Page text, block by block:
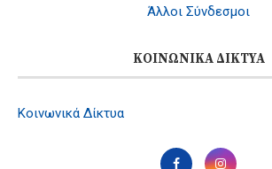
Άλλοι Σύνδεσμοι
ΚΟΙΝΩΝΙΚΆ ΔΊΚΤΥΑ
Κοινωνικά Δίκτυα